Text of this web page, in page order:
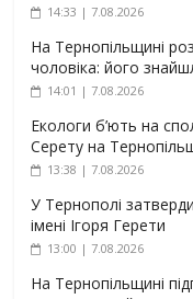
14:33 | 7.08.2026
На Тернопільщині
чоловіка: його
14:01 | 7.08.2026
Екологи б’ють на
Серету на
13:38 | 7.08.2026
У Тернополі
імені Ігоря Герети
13:00 | 7.08.2026
На Тернопільщині